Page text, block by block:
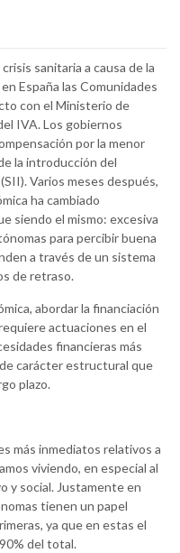
sanitaria a causa de la
España las Comunidades
con el Ministerio de
IVA. Los gobiernos
por la menor
la introducción del
Varios meses después,
ha cambiado
siendo el mismo: excesiva
para percibir buena
a través de un sistema
de retraso.
abordar la financiación
actuaciones en el
financieras más
carácter estructural que
plazo.
más inmediatos relativos a
viviendo, en especial al
y social. Justamente en
tienen un papel
ya que en estas el
del total.